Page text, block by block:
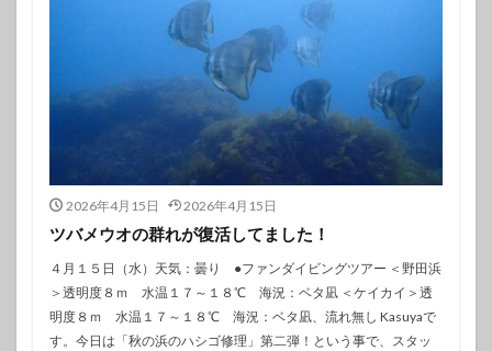
2026年4月15日 2026年4月15日
ツバメウオの群れが復活してました！
４月１５日（水）天気：曇り ●ファンダイビングツアー ＜野田浜
＞透明度８ｍ 水温１７～１８℃ 海況：ベタ凪 ＜ケイカイ＞透
明度８ｍ 水温１７～１８℃ 海況：ベタ凪、流れ無し Kasuyaで
す。今日は「秋の浜のハシゴ修理」第二弾！という事で、スタッ